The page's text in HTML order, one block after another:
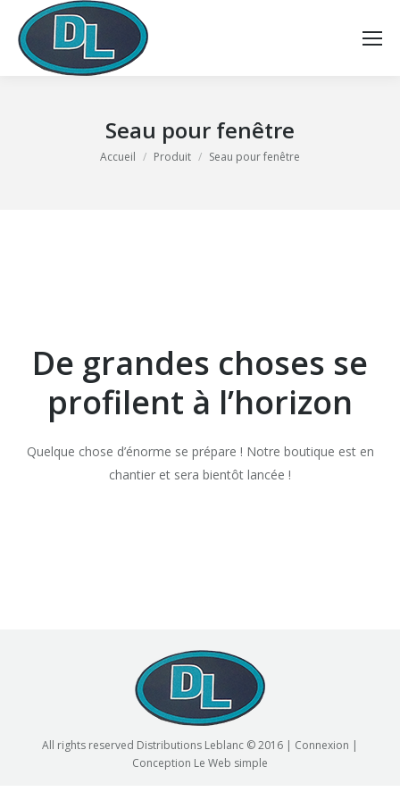
Seau pour fenêtre
Accueil Produit Seau pour fenêtre
De grandes choses se
profilent à l’horizon
Quelque chose d’énorme se prépare ! Notre boutique est en
chantier et sera bientôt lancée !
All rights reserved Distributions Leblanc © 2016 | Connexion |
Conception Le Web simple